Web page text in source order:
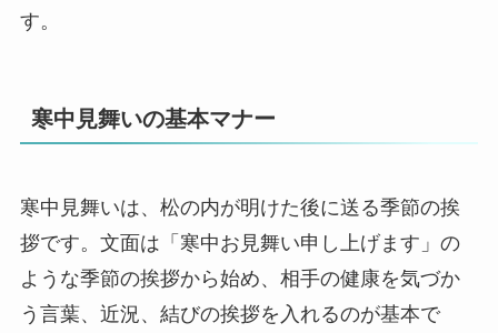
す。
寒中見舞いの基本マナー
寒中見舞いは、松の内が明けた後に送る季節の挨
拶です。文面は「寒中お見舞い申し上げます」の
ような季節の挨拶から始め、相手の健康を気づか
う言葉、近況、結びの挨拶を入れるのが基本で